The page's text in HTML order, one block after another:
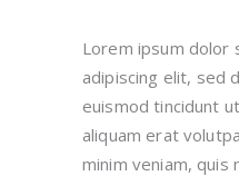
Lorem ipsum dolor
adipiscing elit, sed
euismod tincidunt
aliquam erat
minim veniam,